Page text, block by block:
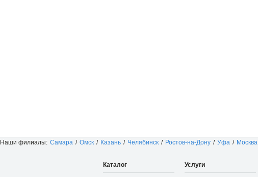
Каталог Услуги
Наши филиалы: Самара / Омск / Казань / Челябинск / Ростов-на-Дону / Уфа / Москва